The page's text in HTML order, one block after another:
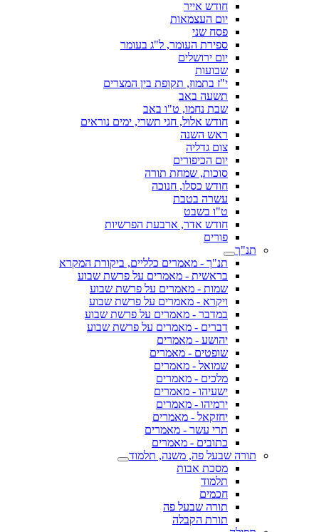
חודש אייר
יום העצמאות
פסח שני
ספירת העומר, ל"ג בעומר
יום ירושלים
שבועות
י"ז בתמוז, תקופת בין המצרים
תשעה באב
שבת נחמו, ט"ו באב
חודש אלול, חגי תשרי, ימים נוראים
ראש השנה
צום גדליה
יום הכיפורים
סוכות, שמחת תורה
חודש כסלו, חנוכה
עשרה בטבת
ט"ו בשבט
חודש אדר, ארבעת הפרשיות
פורים
תנ"ך
תנ"ך - מאמרים כלליים, ביקורת המקרא
בראשית - מאמרים על פרשת שבוע
שמות - מאמרים על פרשת שבוע
ויקרא - מאמרים על פרשת שבוע
במדבר - מאמרים על פרשת שבוע
דברים - מאמרים על פרשת שבוע
יהושע - מאמרים
שופטים - מאמרים
שמואל - מאמרים
מלכים - מאמרים
ישעיהו - מאמרים
ירמיהו - מאמרים
יחזקאל - מאמרים
תרי עשר - מאמרים
כתובים - מאמרים
תורה שבעל פה, משנה, תלמוד
מסכת אבות
תלמוד
חכמים
תורה שבעל פה
תורת הקבלה